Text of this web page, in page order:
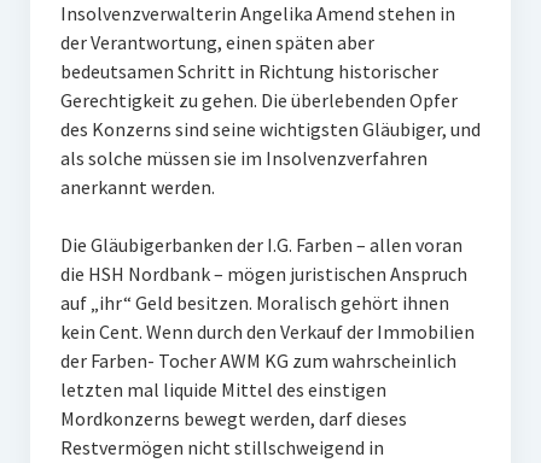
Insolvenzverwalterin Angelika Amend stehen in
der Verantwortung, einen späten aber
bedeutsamen Schritt in Richtung historischer
Gerechtigkeit zu gehen. Die überlebenden Opfer
des Konzerns sind seine wichtigsten Gläubiger, und
als solche müssen sie im Insolvenzverfahren
anerkannt werden.
Die Gläubigerbanken der I.G. Farben – allen voran
die HSH Nordbank – mögen juristischen Anspruch
auf „ihr“ Geld besitzen. Moralisch gehört ihnen
kein Cent. Wenn durch den Verkauf der Immobilien
der Farben- Tocher AWM KG zum wahrscheinlich
letzten mal liquide Mittel des einstigen
Mordkonzerns bewegt werden, darf dieses
Restvermögen nicht stillschweigend in